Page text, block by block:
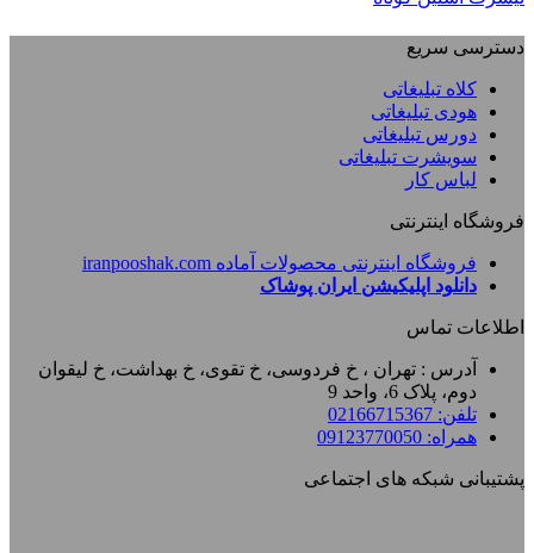
دسترسی سریع
کلاه تبلیغاتی
هودی تبلیغاتی
دورس تبلیغاتی
سویشرت تبلیغاتی
لباس کار
فروشگاه اینترنتی
فروشگاه اینترنتی محصولات آماده iranpooshak.com
دانلود اپلیکیشن ایران پوشاک
اطلاعات تماس
آدرس : تهران ، خ فردوسی، خ تقوی، خ بهداشت، خ لیقوان
دوم، پلاک 6، واحد 9
تلفن: 02166715367
همراه: 09123770050
پشتیبانی شبکه های اجتماعی